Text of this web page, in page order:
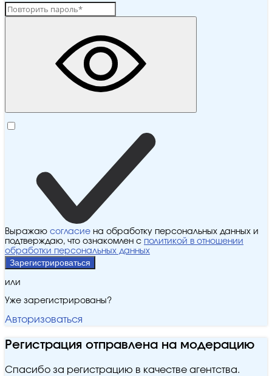
Выражаю согласие на обработку персональных данных и
подтверждаю, что ознакомлен с политикой в отношении
обработки персональных данных
Зарегистрироваться
или
Уже зарегистрированы?
Авторизоваться
Регистрация отправлена на модерацию
Спасибо за регистрацию в качестве агентства.